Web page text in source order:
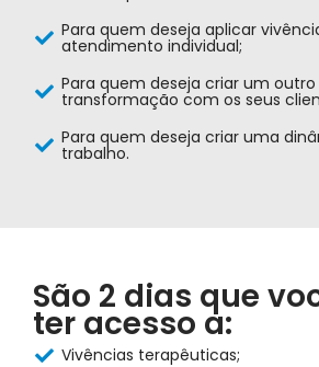
Para quem deseja aplicar
atendimento individual;
​Para quem deseja criar um
transformação com os seus
Para quem deseja criar uma
trabalho.
São 2 dias que
ter acesso a:
Vivências terapêuticas;